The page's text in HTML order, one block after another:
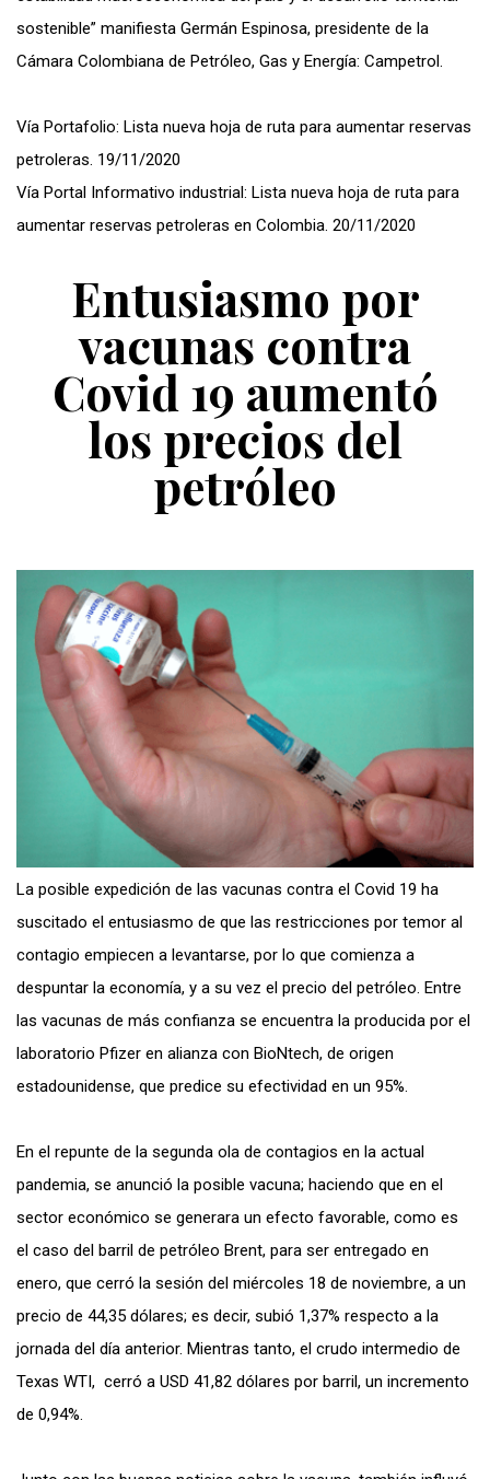
sostenible” manifiesta Germán Espinosa, presidente de la
Cámara Colombiana de Petróleo, Gas y Energía: Campetrol.
Vía Portafolio: Lista nueva hoja de ruta para aumentar reservas
petroleras. 19/11/2020
Vía Portal Informativo industrial: Lista nueva hoja de ruta para
aumentar reservas petroleras en Colombia. 20/11/2020
Entusiasmo por
vacunas contra
Covid 19 aumentó
los precios del
petróleo
La posible expedición de las vacunas contra el Covid 19 ha
suscitado el entusiasmo de que las restricciones por temor al
contagio empiecen a levantarse, por lo que comienza a
despuntar la economía, y a su vez el precio del petróleo. Entre
las vacunas de más confianza se encuentra la producida por el
laboratorio Pfizer en alianza con BioNtech, de origen
estadounidense, que predice su efectividad en un 95%.
En el repunte de la segunda ola de contagios en la actual
pandemia, se anunció la posible vacuna; haciendo que en el
sector económico se generara un efecto favorable, como es
el caso del barril de petróleo Brent, para ser entregado en
enero, que cerró la sesión del miércoles 18 de noviembre, a un
precio de 44,35 dólares; es decir, subió 1,37% respecto a la
jornada del día anterior. Mientras tanto, el crudo intermedio de
Texas WTI, cerró a USD 41,82 dólares por barril, un incremento
de 0,94%.